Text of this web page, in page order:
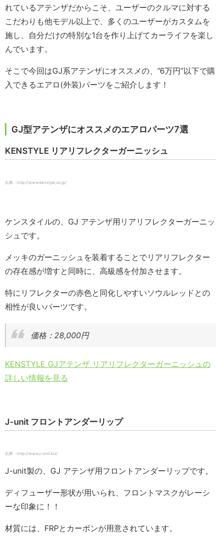
れているアテンザだからこそ、ユーザーのクルマに対する
こだわりも他モデル以上で、多くのユーザーがカスタムを
施し、自分だけの特別な1台を作り上げてカーライフを楽し
んでいます。
そこで今回はGJ系アテンザにオススメの、”6万円”以下で購
入できるエアロ(外装)パーツをご紹介します！
GJ型アテンザにオススメのエアロパーツ7選
KENSTYLE リアリフレクターガーニッシュ
出典：http://www.kenstyle.co.jp/
ケンスタイルの、GJ アテンザ用リアリフレクターガーニッ
シュです。
メッキのガーニッシュを装着することでリアリフレクター
の存在感が増すと同時に、高級感を付加させます。
特にリフレクターの赤色と同化しやすいソウルレッドとの
相性が良いパーツです。
価格：28,000円
KENSTYLE GJアテンザ リアリフレクターガーニッシュの
詳しい情報を見る
J-unit フロントアンダーリップ
出典：http://www.j-unit.biz/
J-unit製の、GJ アテンザ用フロントアンダーリップです。
ディフューザー形状が用いられ、フロントマスクがレーシ
ーな印象に！！
材質には、FRPとカーボンが用意されています。